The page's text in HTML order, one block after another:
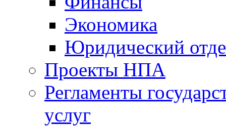
Экономика
Юридический
Проекты НПА
Регламенты
услуг